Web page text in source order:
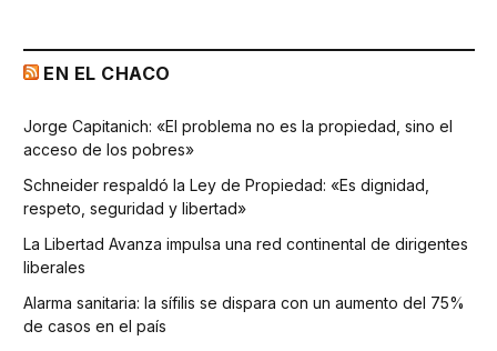
EN EL CHACO
Jorge Capitanich: «El problema no es la propiedad, sino el
acceso de los pobres»
Schneider respaldó la Ley de Propiedad: «Es dignidad,
respeto, seguridad y libertad»
La Libertad Avanza impulsa una red continental de dirigentes
liberales
Alarma sanitaria: la sífilis se dispara con un aumento del 75%
de casos en el país